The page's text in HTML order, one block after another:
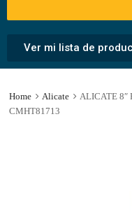
Ver mi lista de
Home Alicate
ALICATE 8″
CMHT81713